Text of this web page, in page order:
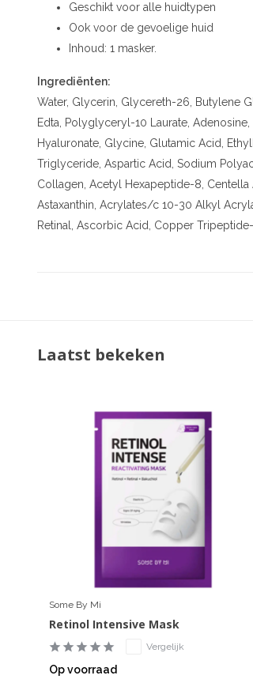
Geschikt voor alle huidtypen
Ook voor de gevoelige huid
Inhoud: 1 masker.
Ingrediënten:
Water, Glycerin, Glycereth-26, Butylene
Edta, Polyglyceryl-10 Laurate,
Hyaluronate, Glycine, Glutamic Acid,
Triglyceride, Aspartic Acid, Sodium
Collagen, Acetyl Hexapeptide-8, Centella
Astaxanthin, Acrylates/c 10-30 Alkyl
Retinal, Ascorbic Acid, Copper
Laatst bekeken
Some By Mi
Retinol Intensive Mask
Vergelijk
Op voorraad